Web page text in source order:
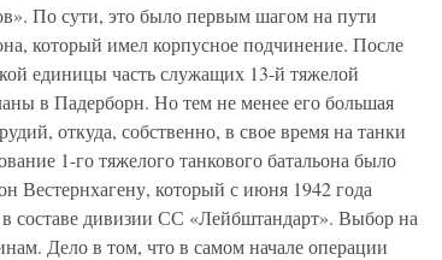
По сути, это было первым шагом на пути
который имел корпусное подчинение. После
единицы часть служащих 13-й тяжелой
в Падерборн. Но тем не менее его большая
откуда, собственно, в свое время на танки
1-го тяжелого танкового батальона было
Вестернхагену, который с июня 1942 года
составе дивизии СС «Лейбштандарт». Выбор на
Дело в том, что в самом начале операции